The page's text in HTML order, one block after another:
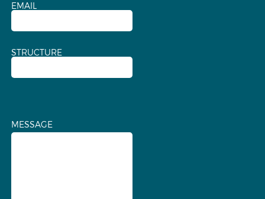
EMAIL
STRUCTURE
MESSAGE